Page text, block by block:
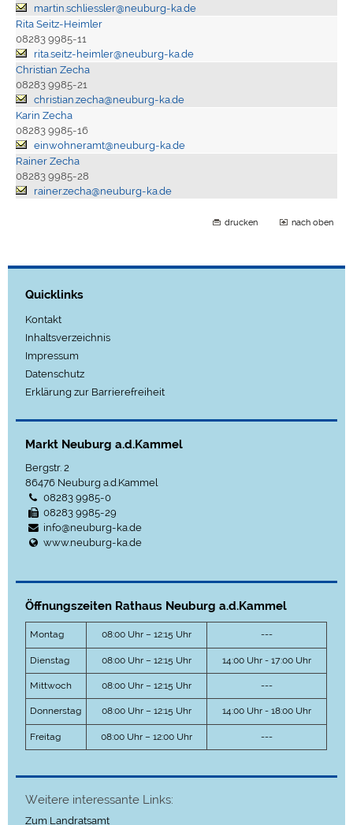
martin.schliessler@neuburg-ka.de
Rita Seitz-Heimler
08283 9985-11
rita.seitz-heimler@neuburg-ka.de
Christian Zecha
08283 9985-21
christian.zecha@neuburg-ka.de
Karin Zecha
08283 9985-16
einwohneramt@neuburg-ka.de
Rainer Zecha
08283 9985-28
rainer.zecha@neuburg-ka.de
drucken nach oben
Quicklinks
Kontakt
Inhaltsverzeichnis
Impressum
Datenschutz
Erklärung zur Barrierefreiheit
Markt Neuburg a.d.Kammel
Bergstr. 2
86476 Neuburg a.d.Kammel
08283 9985-0
08283 9985-29
info@neuburg-ka.de
www.neuburg-ka.de
Öffnungszeiten Rathaus Neuburg a.d.Kammel
Montag 08:00 Uhr – 12:15 Uhr ---
Dienstag 08:00 Uhr – 12:15 Uhr 14:00 Uhr - 17:00 Uhr
Mittwoch 08:00 Uhr – 12:15 Uhr ---
Donnerstag 08:00 Uhr – 12:15 Uhr 14:00 Uhr - 18:00 Uhr
Freitag 08:00 Uhr – 12:00 Uhr ---
Weitere interessante Links:
Zum Landratsamt